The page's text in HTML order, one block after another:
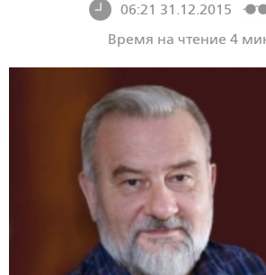
06:21 31.12.2015
Время на чтение 4